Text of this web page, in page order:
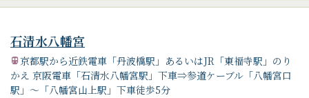
石清水八幡宮
京都駅から近鉄電車「丹波橋駅」あるいはJR「東福寺駅」のり
かえ 京阪電車「石清水八幡宮駅」下車⇒参道ケーブル「八幡宮口
駅」～「八幡宮山上駅」下車徒歩5分